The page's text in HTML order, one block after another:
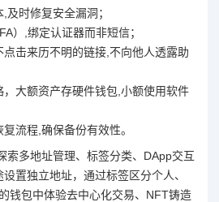
及时修复安全漏洞；
）,绑定认证器而非短信；
击来历不明的链接,不向他人透露助
，大额资产存硬件钱包,小额使用软件
流程,确保备份有效性。
索多地址管理、标签分类、DApp交互
置独立地址，通过标签区分个人、
钱包中体验去中心化交易、NFT铸造